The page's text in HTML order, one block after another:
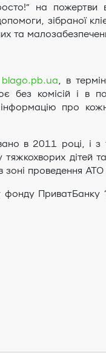
на
зібраної
та
, в
без комісій і в
про
в 2011 році, і
дітей
зоні проведення АТО